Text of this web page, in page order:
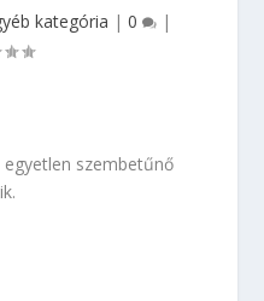
kategória | 0 |
szembetűnő